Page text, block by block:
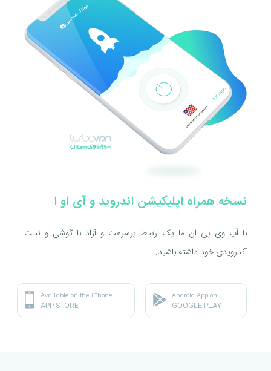
نسخه همراه اپلیکیشن اندروید و آی او ا
با اَپ وی پی ان ما یک ارتباط پرسرعت و آزاد با گوشی و تبلت
آندرویدی خود داشته باشید.
Android App on
GOOGLE PLAY
Available on the iPhone
APP STORE